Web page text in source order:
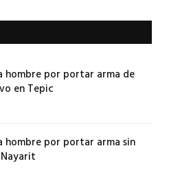
hombre por portar arma de
en Tepic
hombre por portar arma sin